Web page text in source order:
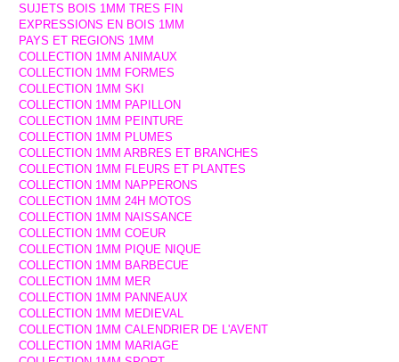
SUJETS BOIS 1MM TRES FIN
EXPRESSIONS EN BOIS 1MM
PAYS ET REGIONS 1MM
COLLECTION 1MM ANIMAUX
COLLECTION 1MM FORMES
COLLECTION 1MM SKI
COLLECTION 1MM PAPILLON
COLLECTION 1MM PEINTURE
COLLECTION 1MM PLUMES
COLLECTION 1MM ARBRES ET BRANCHES
COLLECTION 1MM FLEURS ET PLANTES
COLLECTION 1MM NAPPERONS
COLLECTION 1MM 24H MOTOS
COLLECTION 1MM NAISSANCE
COLLECTION 1MM COEUR
COLLECTION 1MM PIQUE NIQUE
COLLECTION 1MM BARBECUE
COLLECTION 1MM MER
COLLECTION 1MM PANNEAUX
COLLECTION 1MM MEDIEVAL
COLLECTION 1MM CALENDRIER DE L'AVENT
COLLECTION 1MM MARIAGE